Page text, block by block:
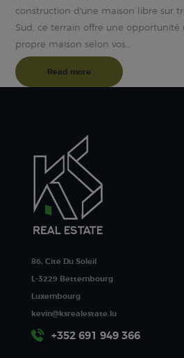
construction d'une maison libre sur
Sud, ce terrain offre une opportunité
propre maison selon vos…
Read more
86, Cite Du Soleil
L-3229 Bettembourg
Luxembourg
kevin@ksrealestate.lu
+352 691 949 366